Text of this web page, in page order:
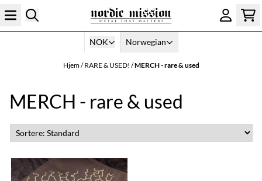
Hopp til innhold
NOK Norwegian
Hjem/RARE & USED! /MERCH - rare & used
MERCH - rare & used